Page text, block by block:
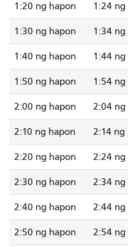
1:20 ng hapon 1:24 ng
1:30 ng hapon 1:34 ng
1:40 ng hapon 1:44 ng
1:50 ng hapon 1:54 ng
2:00 ng hapon 2:04 ng
2:10 ng hapon 2:14 ng
2:20 ng hapon 2:24 ng
2:30 ng hapon 2:34 ng
2:40 ng hapon 2:44 ng
2:50 ng hapon 2:54 ng